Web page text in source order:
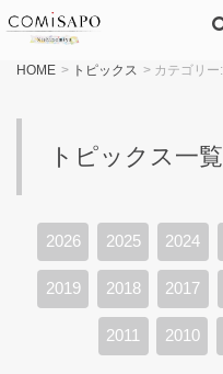
HOME > トピックス > カテゴリー:
トピックス一覧
2026 2025 2024
2019 2018 2017
2011 2010